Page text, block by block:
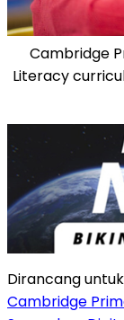
Cambridge
Literacy
Dirancang
Cambridge